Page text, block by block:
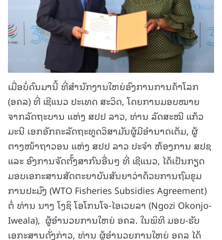
ເມື່ອບໍ່ດົນມານີ້ ທີ່ສໍານັກງານໃຫຍ່ອົງການການຄ້າໂລກ
(ອຄລ) ທີ່ ເຊີແນວ ປະເທດ ສະວິດ, ໂດຍການມອບໝາຍ
ຈາກລັດຖະບານ ແຫ່ງ ສປປ ລາວ, ທ່ານ ລັດສະໝີ ແກ້ວ
ມະນີ ເອກອັກຄະລັດຖະທູດວິສາມັນຜູ້ມີອໍານາດເຕັມ, ຜູ້
ຕາງໜ້າຖາວອນ ແຫ່ງ ສປປ ລາວ ປະຈຳ ຫ້ອງການ ສປຊ
ແລະ ອົງການຈັດຕັ້ງສາກົນອື່ນໆ ທີ່ ເຊີແນວ, ໄດ້ເປັນກຽດ
ມອບເອກະສານສັດຕະຍາບັນສັນຍາວ່າດ້ວຍການຖົມຂຸມ
ການປະມົງ (WTO Fisheries Subsidies Agreement)
ຕໍ່ ທ່ານ ນາງ ໂງຊິ ໂອໂກນໂຈ-ໄອເວຍລາ (Ngozi Okonjo-
Iweala), ຜູ້ອໍານວຍການໃຫຍ່ ອຄລ. ໃນພິທີ ມອບ-ຮັບ
ເອກະສານດັ່ງກ່າວ, ທ່ານ ຜູ້ອຳນວຍການໃຫຍ່ ອຄລ ໄດ້